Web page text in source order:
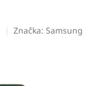
Značka: Samsung